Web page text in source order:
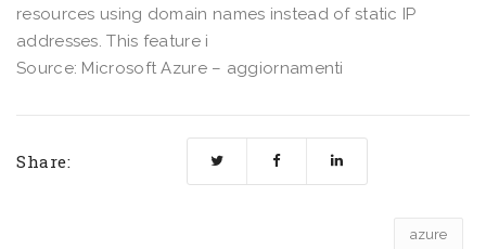
resources using domain names instead of static IP
addresses. This feature i
Source: Microsoft Azure – aggiornamenti
Share:
azure